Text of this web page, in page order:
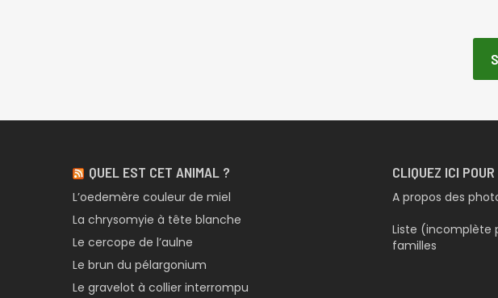
QUEL EST CET ANIMAL ?
L’oedemère couleur de miel
La chrysomyie à tête blanche
Le cercope de l’aulne
Le brun du pélargonium
Le gravelot à collier interrompu
CLIQUEZ ICI
A propos des
Liste (incomplète
familles